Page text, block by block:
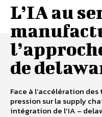
L’IA au
de
Face à l’accélération
pression sur la supply
intégration de l’IA –